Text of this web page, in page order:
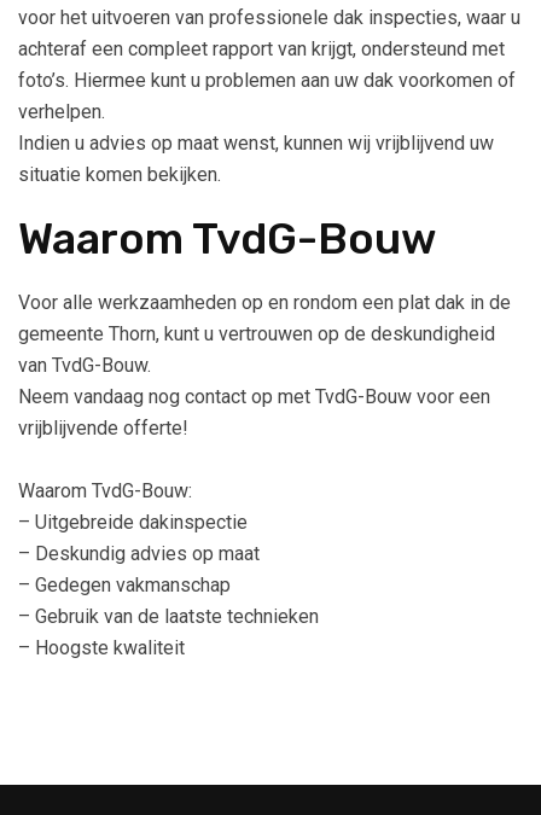
voor het uitvoeren van professionele dak inspecties, waar u
achteraf een compleet rapport van krijgt, ondersteund met
foto’s. Hiermee kunt u problemen aan uw dak voorkomen of
verhelpen.
Indien u advies op maat wenst, kunnen wij vrijblijvend uw
situatie komen bekijken.
Waarom TvdG-Bouw
Voor alle werkzaamheden op en rondom een plat dak in de
gemeente Thorn, kunt u vertrouwen op de deskundigheid
van TvdG-Bouw.
Neem vandaag nog contact op met TvdG-Bouw voor een
vrijblijvende offerte!
Waarom TvdG-Bouw:
– Uitgebreide dakinspectie
– Deskundig advies op maat
– Gedegen vakmanschap
– Gebruik van de laatste technieken
– Hoogste kwaliteit